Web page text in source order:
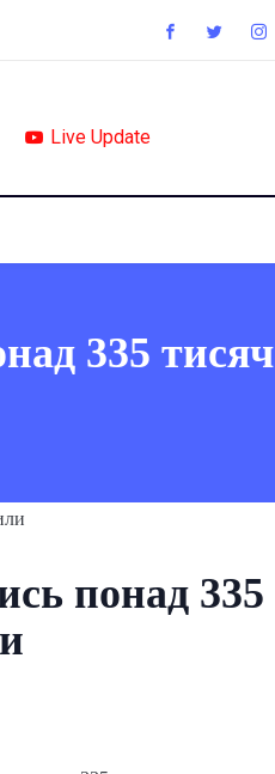
Live Update
335 тисяч
понад 335